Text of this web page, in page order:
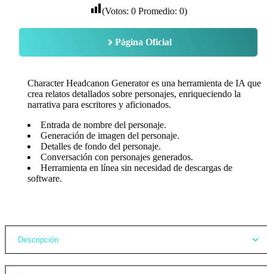
(Votos: 0Promedio: 0)
Página Oficial
Character Headcanon Generator es una herramienta de IA que
crea relatos detallados sobre personajes, enriqueciendo la
narrativa para escritores y aficionados.
Entrada de nombre del personaje.
Generación de imagen del personaje.
Detalles de fondo del personaje.
Conversación con personajes generados.
Herramienta en línea sin necesidad de descargas de
software.
Descripción